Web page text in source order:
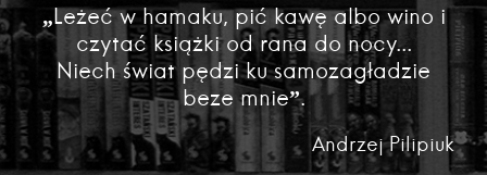
„Leżeć w hamaku, pić kawę albo wino i
czytać książki od rana do nocy...
Niech świat pędzi ku samozagładzie
beze mnie”.
Andrzej Pilipiuk